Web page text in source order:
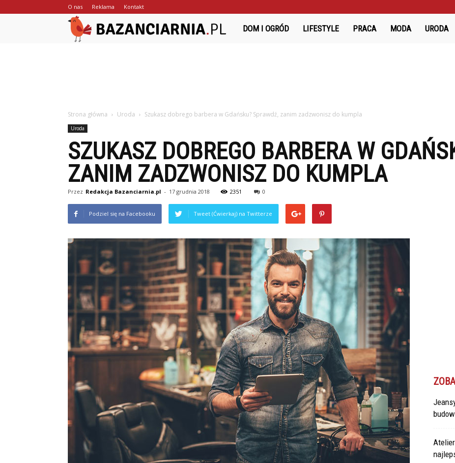
O nas Reklama Kontakt
Bazanciarnia.pl
DOM I OGRÓD LIFESTYLE PRACA MODA URODA
Strona główna Uroda Szukasz dobrego barbera w Gdańsku? Sprawdź, zanim zadzwonisz do kumpla
Uroda
SZUKASZ DOBREGO BARBERA W
ZANIM ZADZWONISZ DO KUMPLA
Przez Redakcja Bazanciarnia.pl - 17 grudnia 2018 2351 0
Podziel się na Facebooku Tweet (Ćwierkaj) na Twitterze